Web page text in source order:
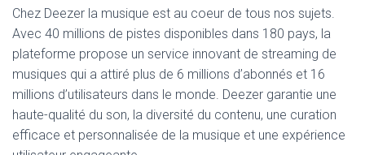
Chez Deezer la musique est au coeur de tous nos sujets.
Avec 40 millions de pistes disponibles dans 180 pays, la
plateforme propose un service innovant de streaming de
musiques qui a attiré plus de 6 millions d’abonnés et 16
millions d’utilisateurs dans le monde. Deezer garantie une
haute-qualité du son, la diversité du contenu, une curation
efficace et personnalisée de la musique et une expérience